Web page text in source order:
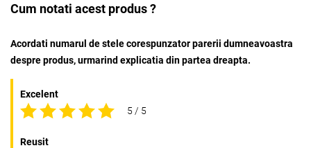
Cum notati acest produs ?
Acordati numarul de stele corespunzator parerii dumneavoastra
despre produs, urmarind explicatia din partea dreapta.
Excelent
5 / 5
Reusit